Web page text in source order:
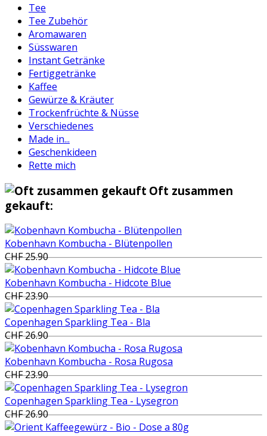
Tee
Tee Zubehör
Aromawaren
Süsswaren
Instant Getränke
Fertiggetränke
Kaffee
Gewürze & Kräuter
Trockenfrüchte & Nüsse
Verschiedenes
Made in...
Geschenkideen
Rette mich
Oft zusammen
gekauft:
Kobenhavn Kombucha - Blütenpollen
CHF 25.90
Kobenhavn Kombucha - Hidcote Blue
CHF 23.90
Copenhagen Sparkling Tea - Bla
CHF 26.90
Kobenhavn Kombucha - Rosa Rugosa
CHF 23.90
Copenhagen Sparkling Tea - Lysegron
CHF 26.90